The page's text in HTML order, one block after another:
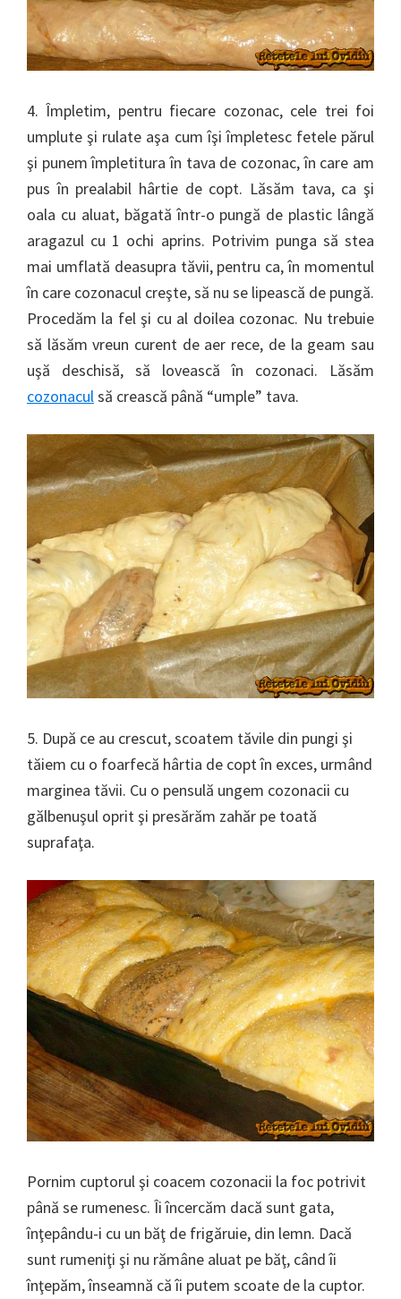
4. Împletim, pentru fiecare cozonac, cele trei foi
umplute şi rulate aşa cum îşi împletesc fetele părul
şi punem împletitura în tava de cozonac, în care am
pus în prealabil hârtie de copt. Lăsăm tava, ca şi
oala cu aluat, băgată într-o pungă de plastic lângă
aragazul cu 1 ochi aprins. Potrivim punga să stea
mai umflată deasupra tăvii, pentru ca, în momentul
în care cozonacul creşte, să nu se lipească de pungă.
Procedăm la fel şi cu al doilea cozonac. Nu trebuie
să lăsăm vreun curent de aer rece, de la geam sau
uşă deschisă, să lovească în cozonaci. Lăsăm
cozonaculsă crească până “umple” tava.
5. După ce au crescut, scoatem tăvile din pungi şi
tăiem cu o foarfecă hârtia de copt în exces, urmând
marginea tăvii. Cu o pensulă ungem cozonacii cu
gălbenuşul oprit şi presărăm zahăr pe toată
suprafaţa.
Pornim cuptorul şi coacem cozonacii la foc potrivit
până se rumenesc. Îi încercăm dacă sunt gata,
înţepându-i cu un băţ de frigăruie, din lemn. Dacă
sunt rumeniţi şi nu rămâne aluat pe băţ, când îi
înţepăm, înseamnă că îi putem scoate de la cuptor.